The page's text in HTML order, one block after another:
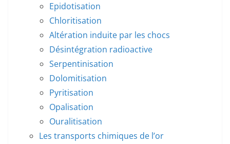
Epidotisation
Chloritisation
Altération induite par les chocs
Désintégration radioactive
Serpentinisation
Dolomitisation
Pyritisation
Opalisation
Ouralitisation
Les transports chimiques de l’or